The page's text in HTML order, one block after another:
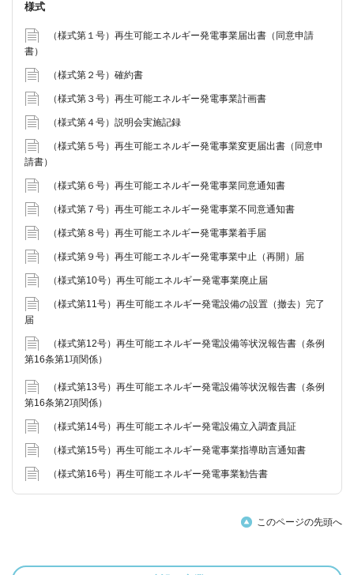
様式
（様式第１号）再生可能エネルギー発電事業届出書（同意申請
書）
（様式第２号）確約書
（様式第３号）再生可能エネルギー発電事業計画書
（様式第４号）説明会実施記録
（様式第５号）再生可能エネルギー発電事業変更届出書（同意申
請書）
（様式第６号）再生可能エネルギー発電事業同意通知書
（様式第７号）再生可能エネルギー発電事業不同意通知書
（様式第８号）再生可能エネルギー発電事業着手届
（様式第９号）再生可能エネルギー発電事業中止（再開）届
（様式第10号）再生可能エネルギー発電事業廃止届
（様式第11号）再生可能エネルギー発電設備の設置（撤去）完了
届
（様式第12号）再生可能エネルギー発電設備等状況報告書（条例
第16条第1項関係）
（様式第13号）再生可能エネルギー発電設備等状況報告書（条例
第16条第2項関係）
（様式第14号）再生可能エネルギー発電設備立入調査員証
（様式第15号）再生可能エネルギー発電事業指導助言通知書
（様式第16号）再生可能エネルギー発電事業勧告書
このページの先頭へ